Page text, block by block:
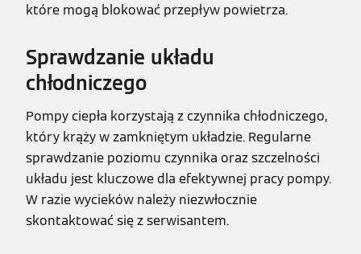
które mogą blokować przepływ powietrza.
Sprawdzanie układu
chłodniczego
Pompy ciepła korzystają z czynnika chłodniczego,
który krąży w zamkniętym układzie. Regularne
sprawdzanie poziomu czynnika oraz szczelności
układu jest kluczowe dla efektywnej pracy pompy.
W razie wycieków należy niezwłocznie
skontaktować się z serwisantem.